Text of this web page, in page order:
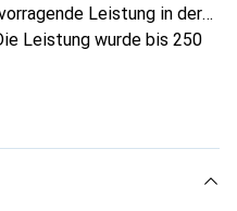
Leistung in der
Leistung wurde bis 250
(NEXT). Die
Anwendungsbereichen in
Jedes Kabel ist mit
mit Zugentlastung